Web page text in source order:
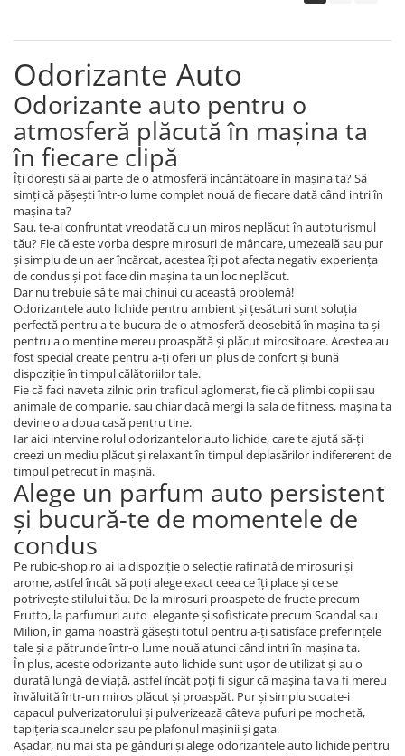
Odorizante Auto
Odorizante auto pentru o
atmosferă plăcută în mașina ta
în fiecare clipă
Îți dorești să ai parte de o atmosferă încântătoare în mașina ta? Să
simți că pășești într-o lume complet nouă de fiecare dată când intri în
mașina ta?
Sau, te-ai confruntat vreodată cu un miros neplăcut în autoturismul
tău? Fie că este vorba despre mirosuri de mâncare, umezeală sau pur
și simplu de un aer încărcat, acestea îți pot afecta negativ experiența
de condus și pot face din mașina ta un loc neplăcut.
Dar nu trebuie să te mai chinui cu această problemă!
Odorizantele auto lichide pentru ambient și țesături sunt soluția
perfectă pentru a te bucura de o atmosferă deosebită în mașina ta și
pentru a o menține mereu proaspătă și plăcut mirositoare. Acestea au
fost special create pentru a-ți oferi un plus de confort și bună
dispoziție în timpul călătoriilor tale.
Fie că faci naveta zilnic prin traficul aglomerat, fie că plimbi copii sau
animale de companie, sau chiar dacă mergi la sala de fitness, mașina ta
devine o a doua casă pentru tine.
Iar aici intervine rolul odorizantelor auto lichide, care te ajută să-ți
creezi un mediu plăcut și relaxant în timpul deplasărilor indifererent de
timpul petrecut în mașină.
Alege un parfum auto persistent
și bucură-te de momentele de
condus
Pe rubic-shop.ro ai la dispoziție o selecție rafinată de mirosuri și
arome, astfel încât să poți alege exact ceea ce îți place și ce se
potrivește stilului tău. De la mirosuri proaspete de fructe precum
Frutto, la parfumuri auto elegante și sofisticate precum Scandal sau
Milion, în gama noastră găsești totul pentru a-ți satisface preferințele
tale și a pătrunde într-o lume nouă atunci când intri în mașina ta.
În plus, aceste odorizante auto lichide sunt ușor de utilizat și au o
durată lungă de viață, astfel încât poți fi sigur că mașina ta va fi mereu
învăluită într-un miros plăcut și proaspăt. Pur și simplu scoate-i
capacul pulverizatorului și pulverizează câteva pufuri pe mochetă,
tapițeria scaunelor sau pe plafonul mașinii și gata.
Așadar, nu mai sta pe gânduri și alege odorizantele auto lichide pentru